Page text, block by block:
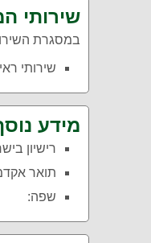
שירותי
במסגרת
שירותי
מידע
רישיון
תואר
שפה: